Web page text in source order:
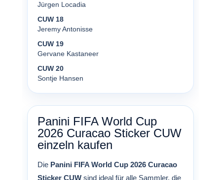
Jürgen Locadia
CUW 18
Jeremy Antonisse
CUW 19
Gervane Kastaneer
CUW 20
Sontje Hansen
Panini FIFA World Cup
2026 Curacao Sticker CUW
einzeln kaufen
Die Panini FIFA World Cup 2026 Curacao
Sticker CUW sind ideal für alle Sammler, die